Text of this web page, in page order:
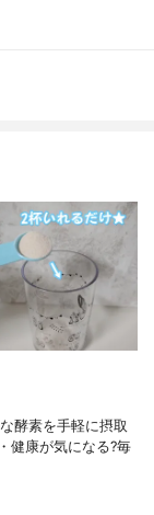
酵素を手軽に摂取
健康が気になる?毎